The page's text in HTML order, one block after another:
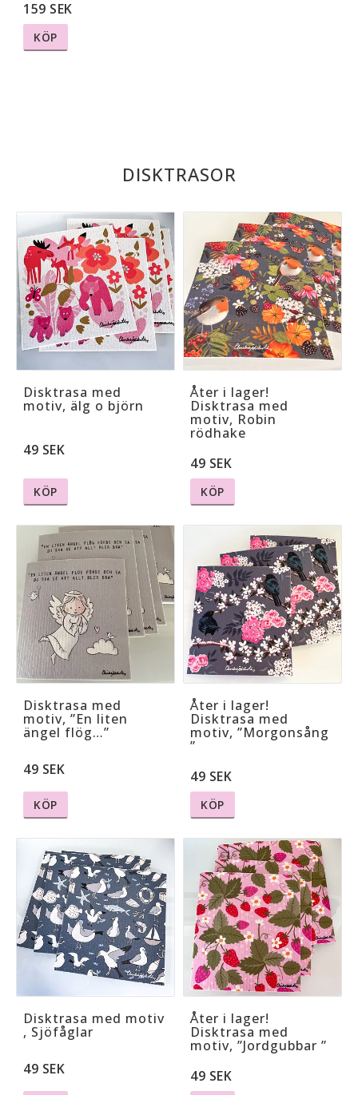
159 SEK
KÖP
DISKTRASOR
Disktrasa med
motiv, älg o björn
49 SEK
KÖP
Åter i lager!
Disktrasa med
motiv, Robin
rödhake
49 SEK
KÖP
Disktrasa med
motiv, ”En liten
ängel flög…”
49 SEK
KÖP
Åter i lager!
Disktrasa med
motiv, ”Morgonsång
”
49 SEK
KÖP
Disktrasa med motiv
, Sjöfåglar
49 SEK
Åter i lager!
Disktrasa med
motiv, ”Jordgubbar ”
49 SEK